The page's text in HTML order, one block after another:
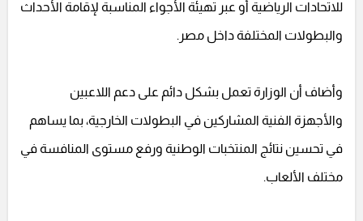
للاتحادات الرياضية أو عبر تهيئة الأجواء المناسبة لإقامة الأحداث
والبطولات المختلفة داخل مصر.
وأضاف أن الوزارة تعمل بشكل دائم على دعم اللاعبين
والأجهزة الفنية المشاركين في البطولات الخارجية، بما يساهم
في تحسين نتائج المنتخبات الوطنية ورفع مستوى المنافسة في
مختلف الألعاب.